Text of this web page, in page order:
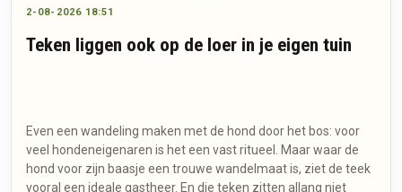
2-08-2026 18:51
Teken liggen ook op de loer in je eigen tuin
Even een wandeling maken met de hond door het bos: voor
veel hondeneigenaren is het een vast ritueel. Maar waar de
hond voor zijn baasje een trouwe wandelmaat is, ziet de teek
vooral een ideale gastheer. En die teken zitten allang niet